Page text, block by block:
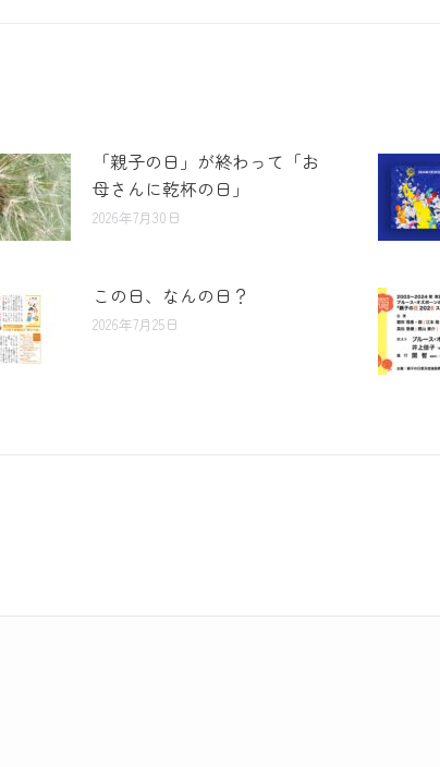
「親子の日」が終わって「お
母さんに乾杯の日」
2026年7月30日
この日、なんの日？
2026年7月25日